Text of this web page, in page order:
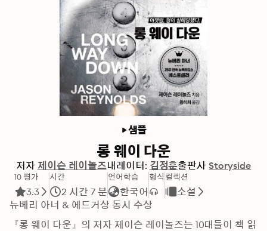
샘플
롱 웨이 다운
저자 제이슨 레이놀즈내레이터: 김정훈출판사 Storyside
10 평가
3.3
시간
2 시간 7 분
언어학습
한국어
형식 컬렉션
소설
뉴베리 아너 & 에드거상 동시 수상
『롱 웨이 다운』의 저자 제이슨 레이놀즈는 10대들이 책 읽